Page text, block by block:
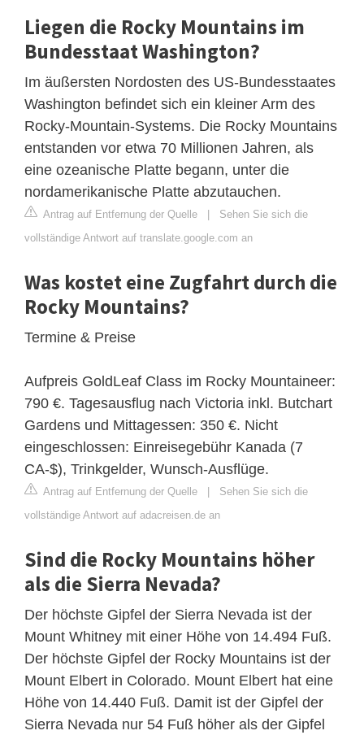
Liegen die Rocky Mountains im
Bundesstaat Washington?
Im äußersten Nordosten des US-Bundesstaates
Washington befindet sich ein kleiner Arm des
Rocky-Mountain-Systems. Die Rocky Mountains
entstanden vor etwa 70 Millionen Jahren, als
eine ozeanische Platte begann, unter die
nordamerikanische Platte abzutauchen.
Antrag auf Entfernung der Quelle | Sehen Sie sich die
vollständige Antwort auf translate.google.com an
Was kostet eine Zugfahrt durch die
Rocky Mountains?
Termine & Preise
Aufpreis GoldLeaf Class im Rocky Mountaineer:
790 €. Tagesausflug nach Victoria inkl. Butchart
Gardens und Mittagessen: 350 €. Nicht
eingeschlossen: Einreisegebühr Kanada (7
CA-$), Trinkgelder, Wunsch-Ausflüge.
Antrag auf Entfernung der Quelle | Sehen Sie sich die
vollständige Antwort auf adacreisen.de an
Sind die Rocky Mountains höher
als die Sierra Nevada?
Der höchste Gipfel der Sierra Nevada ist der
Mount Whitney mit einer Höhe von 14.494 Fuß.
Der höchste Gipfel der Rocky Mountains ist der
Mount Elbert in Colorado. Mount Elbert hat eine
Höhe von 14.440 Fuß. Damit ist der Gipfel der
Sierra Nevada nur 54 Fuß höher als der Gipfel